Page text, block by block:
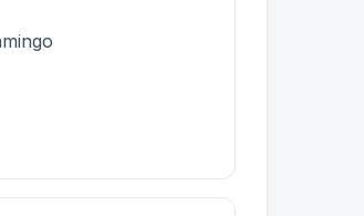
ore 18:30